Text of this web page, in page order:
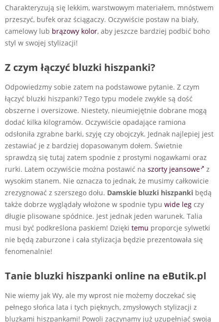
Charakteryzują się lekkim, warstwowym materiałem, mnóstwem
przeszyć, bufek oraz ściągaczy. Oczywiście postaw na biały,
camelowy lub brązowy kolor, aby jeszcze bardziej podbić boho
styl w swojej stylizacji!
Z czym łączyć bluzki hiszpanki?
Odpowiedzmy sobie zatem na podstawowe pytanie. Z czym
łączyć bluzki hiszpanki? Tego typu modele zwykle są dość
obszerne i oversizowe. Niestety, nieumiejętnie dobrane mogą
dodać kilka kilogramów. Oczywiście opadające ramiona
odsłoniła zgrabne barki, szyję czy obojczyk. Jednak najlepiej jest
zestawiać je z bardziej dopasowanym dołem. Świetnie
sprawdzą się tutaj zatem spodnie z prostymi nogawkami oraz
rurki. Latem oczywiście można postawić na szorty jeansowe
z
wysokim stanem. Nie oznacza to jednak, że musimy całkowicie
zrezygnować z szerszego dołu. Damskie bluzki hiszpanki będą
także dobrze wyglądały włożone w spodnie typu wide leg czy
długie plisowane spódnice. Jest jednak jeden warunek. Talia
musi być podkreślona paskiem! Dzięki temu proporcje sylwetki
nie będą zaburzone i cała stylizacja będzie prezentowała się
fenomenalnie!
Tanie bluzki hiszpanki online na eButik.pl
Nie wiemy jak Wy, ale my wprost nie możemy doczekać się
pełnego słońca lata i tych pięknych, zmysłowych stylizacji z
bluzkami hiszpankami! Powoli zaczynamy już uzupełniać swoją